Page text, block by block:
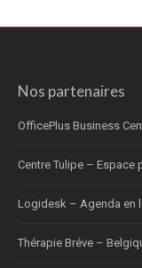
Nos partenaires
OfficePlus Business
Centre Tulipe – Espace
Logidesk – Agenda en
Thérapie Bréve –